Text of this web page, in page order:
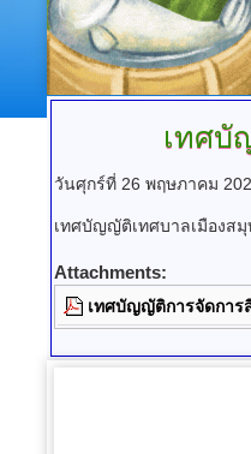
เทศบั
วันศุกร์ที่ 26 พฤษภาคม
เทศบัญญัติเทศบาลเมืองสมุ
Attachments:
เทศบัญญัติการจัดการ